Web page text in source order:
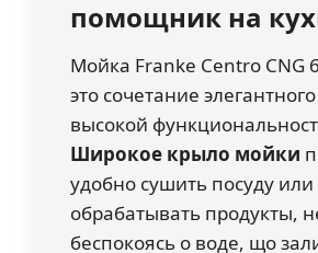
помощник на
Мойка Franke Centro CNG
это сочетание
высокой
Широкое крыло мойки
удобно сушить посуду или
обрабатывать продукты,
беспокоясь о воде, що